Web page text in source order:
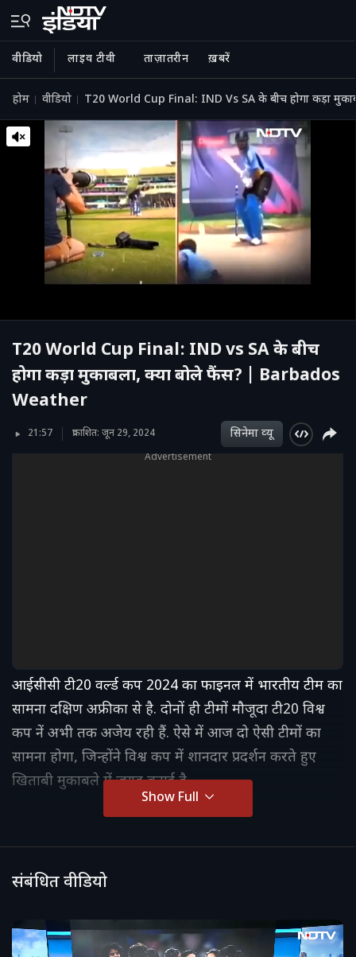
वीडियो लाइव टीवी ताज़ातरीन ख़बरें
होम वीडियो T20 World Cup Final: IND Vs SA के बीच होगा कड़ा
T20 World Cup Final: IND vs SA के बीच
होगा कड़ा मुकाबला, क्या बोले फैंस? | Barbados
Weather
21:57 प्रकाशित: जून 29, 2024 सिनेमा व्‍यू
Advertisement
आईसीसी टी20 वर्ल्ड कप 2024 का फाइनल में भारतीय टीम का
सामना दक्षिण अफ्रीका से है. दोनों ही टीमों मौजूदा टी20 विश्व
कप नें अभी तक अजेय रही हैं. ऐसे में आज दो ऐसी टीमों का
सामना होगा, जिन्होंने विश्व कप में शानदार प्रदर्शन करते हुए
खिताबी मुकाबले में जगह बनाई है.
Show Full
संबंधित वीडियो